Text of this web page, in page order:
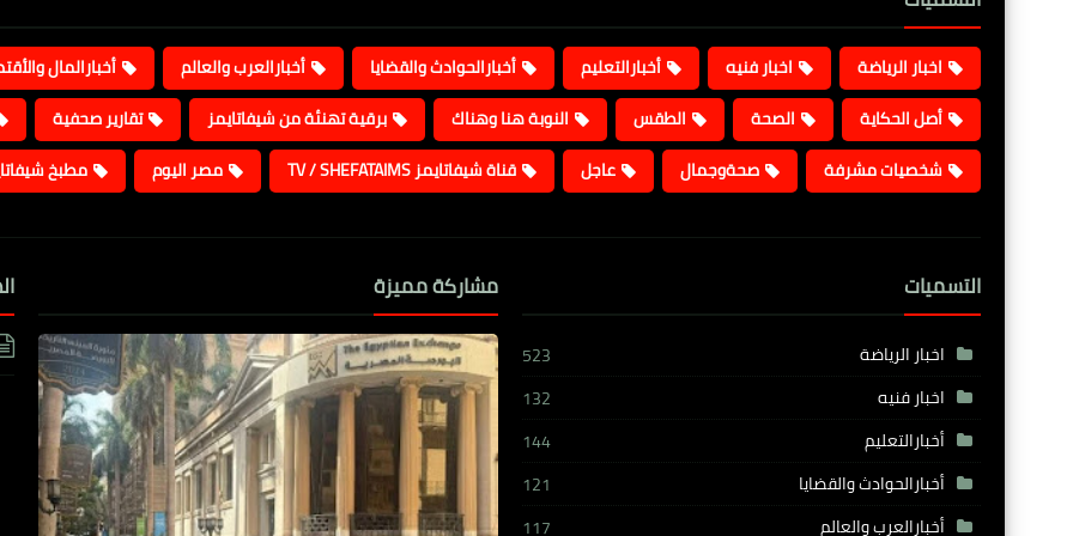
اخبار الرياضة اخبار فنيه أخبارالتعليم أخبارالحوادث والقضايا أخبارالعرب والعالم
أخبارالمال
أصل الحكاية
الصحة الطقس النوبة هنا وهناك برقية تهنئة من شيفاتايمز
تقارير صحفية
شخصيات مشرفة
صحةوجمال عاجل قناة شيفاتايمز TV / SHEFATAIMS مصر اليوم مطبخ
التسميات
اخبار الرياضة
523
اخبار فنيه
132
أخبارالتعليم
144
أخبارالحوادث والقضايا
121
أخبارالعرب والعالم
117
مشاركة مميزة